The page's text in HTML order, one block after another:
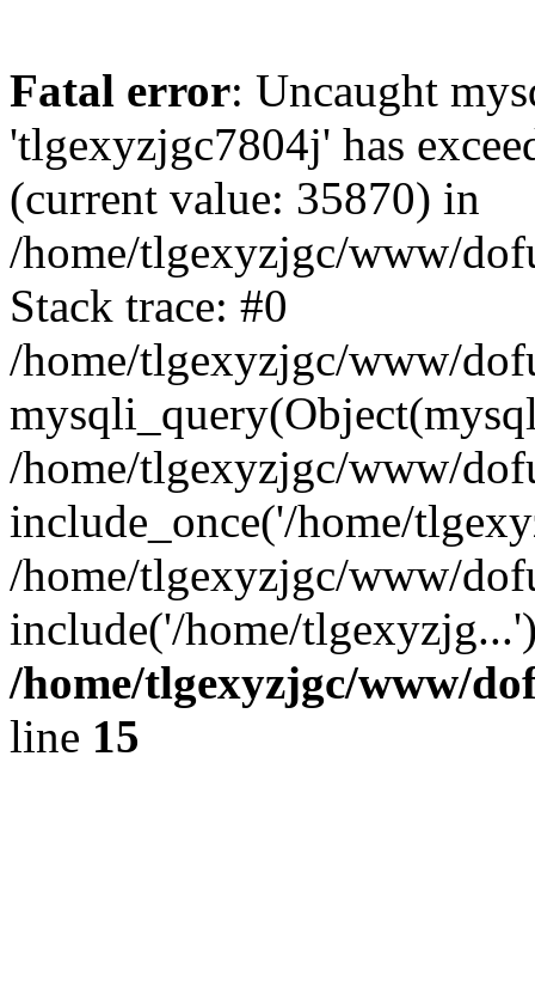
Fatal error: Uncaught
'tlgexyzjgc7804j' has
(current value: 35870) in
/home/tlgexyzjgc/www/
Stack trace: #0
/home/tlgexyzjgc/www/
/home/tlgexyzjgc/www/
include_once('/home/
/home/tlgexyzjgc/www/
include('/home/
/home/tlgexyzjgc/www/
line 15